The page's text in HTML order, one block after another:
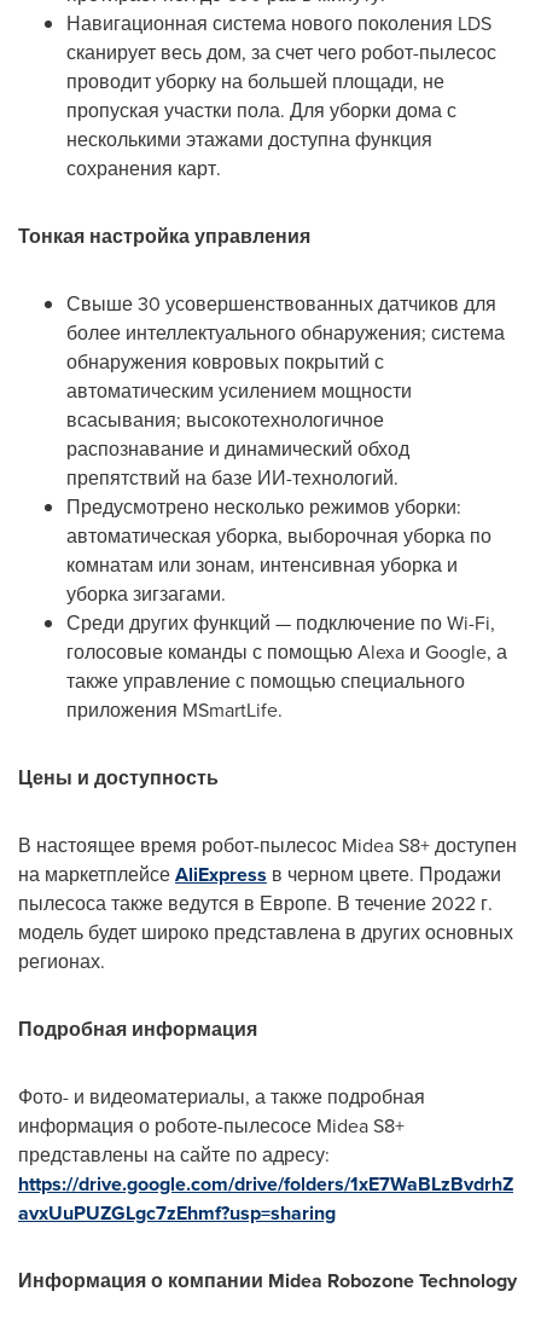
Навигационная система нового поколения LDS
сканирует весь дом, за счет чего робот-пылесос
проводит уборку на большей площади, не
пропуская участки пола. Для уборки дома с
несколькими этажами доступна функция
сохранения карт.
Тонкая настройка управления
Свыше 30 усовершенствованных датчиков для
более интеллектуального обнаружения; система
обнаружения ковровых покрытий с
автоматическим усилением мощности
всасывания; высокотехнологичное
распознавание и динамический обход
препятствий на базе ИИ-технологий.
Предусмотрено несколько режимов уборки:
автоматическая уборка, выборочная уборка по
комнатам или зонам, интенсивная уборка и
уборка зигзагами.
Среди других функций — подключение по Wi-Fi,
голосовые команды с помощью Alexa и Google, а
также управление с помощью специального
приложения MSmartLife.
Цены и доступность
В настоящее время робот-пылесос Midea S8+ доступен
на маркетплейсеAliExpress в черном цвете. Продажи
пылесоса также ведутся в Европе. В течение 2022 г.
модель будет широко представлена в других основных
регионах.
Подробная информация
Фото- и видеоматериалы, а также подробная
информация о роботе-пылесосе Midea S8+
представлены на сайте по адресу:
https://drive.google.com/drive/folders/1xE7WaBLzBvdrhZ
avxUuPUZGLgc7zEhmf?usp=sharing
Информация о компании Midea Robozone Technology